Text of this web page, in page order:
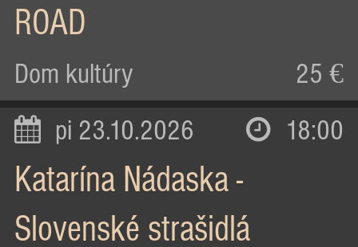
ROAD
Dom kultúry 25 €
pi 23.10.2026 18:00
Katarína Nádaska -
Slovenské strašidlá